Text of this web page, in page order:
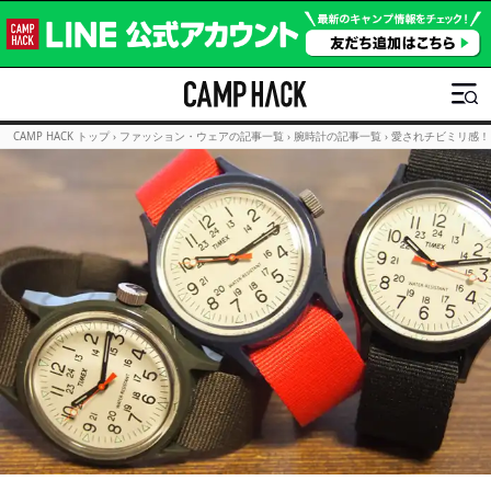
CAMP HACK トップ › ファッション・ウェアの記事一覧 › 腕時計の記事一覧 › 愛されチビミリ感